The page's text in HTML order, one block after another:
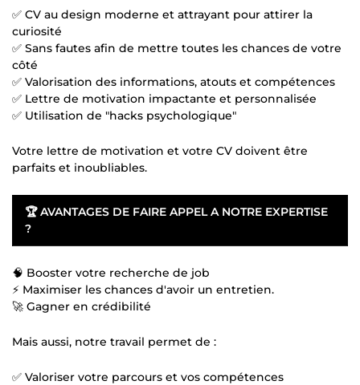
✅ CV au design moderne et attrayant pour attirer la
curiosité
✅ Sans fautes afin de mettre toutes les chances de votre
côté
✅ Valorisation des informations, atouts et compétences
✅ Lettre de motivation impactante et personnalisée
✅ Utilisation de "hacks psychologique"
Votre lettre de motivation et votre CV doivent être
parfaits et inoubliables.
🏆AVANTAGES DE FAIRE APPEL A NOTRE EXPERTISE
?
🧠 Booster votre recherche de job
⚡ Maximiser les chances d'avoir un entretien.
🚀 Gagner en crédibilité
Mais aussi, notre travail permet de :
✅ Valoriser votre parcours et vos compétences